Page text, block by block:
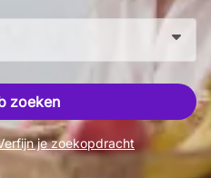
zoeken
je zoekopdracht